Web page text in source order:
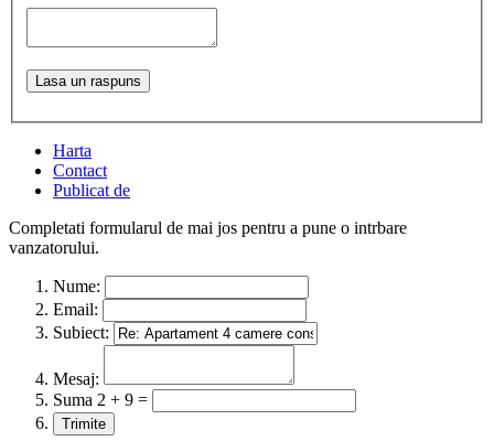
Harta
Contact
Publicat de
Completati formularul de mai jos pentru a pune o intrbare
vanzatorului.
Nume:
Email:
Subiect:
Mesaj:
Suma 2 + 9 =